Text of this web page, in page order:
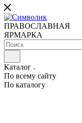
ПРАВОСЛАВНАЯ
ЯРМАРКА
Каталог
По всему сайту
По каталогу